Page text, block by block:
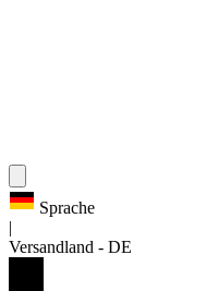
Sprache
Versandland - DE